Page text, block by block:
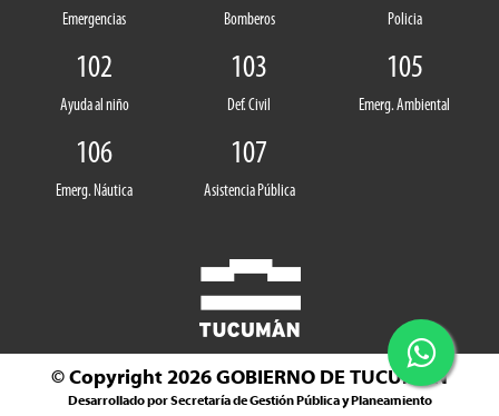
Emergencias Bomberos Policia
102
Ayuda al niño
103
Def. Civil
105
Emerg. Ambiental
106
Emerg. Náutica
107
Asistencia Pública
© Copyright 2026 GOBIERNO DE TUCUMÁN
Desarrollado por Secretaría de Gestión Pública y Planeamiento